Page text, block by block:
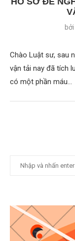
bởi
Chào Luật sư, sau
vận tải nay đã tích
có một phần máu…